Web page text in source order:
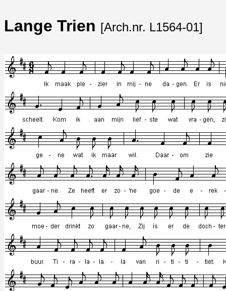
Lange Trien [Arch.nr. L1564-01]